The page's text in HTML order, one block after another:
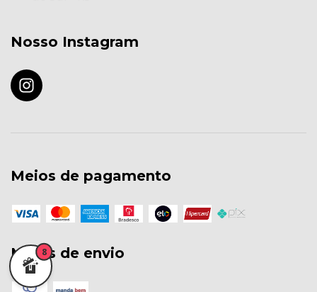
Nosso Instagram
Meios de pagamento
Meios de envio
8